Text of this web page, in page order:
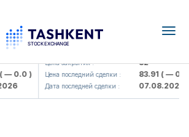
0.0 )
KFSK (<Kafolat sug'urta
Цена закрытия : 82
Цена последний сделки : 83.91( — 0.0 )
Дата последней сделки : 07.08.2026